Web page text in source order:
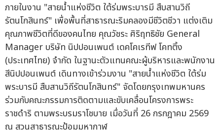
ภายในงาน "สายน้ำแห่งชีวิต ใต้ร่มพระบารมี สืบสานวิถี
รัตนโกสินทร์" เพื่อพื้นที่สาธารณะริมคลองมีชีวิตชีวา แต่งเติม
คุณภาพชีวิตที่ดีของคนไทย คุณวัชระ ศิริฤทธิชัย General
Manager บริษัท นิปปอนเพนต์ เดคโคเรทีฟ โคทติ้ง
(ประเทศไทย) จำกัด ในฐานะตัวแทนคณะผู้บริหารและพนักงาน
สีนิปปอนเพนต์ เดินทางเข้าร่วมงาน "สายน้ำแห่งชีวิต ใต้ร่ม
พระบารมี สืบสานวิถีรัตนโกสินทร์" จัดโดยกรุงเทพมหานคร
ร่วมกับคณะกรรมการติดตามและขับเคลื่อนโครงการพระ
ราชดำริ ตามพระบรมราโชบาย เมื่อวันที่ 26 กรกฎาคม 2569
ณ สวนสาธารณะป้อมมหากาฬ